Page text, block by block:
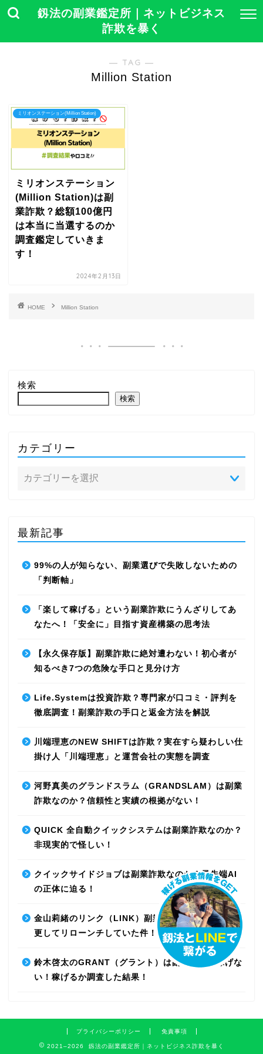
釼法の副業鑑定所｜ネットビジネス
詐欺を暴く
― TAG ―
Million Station
ミリオンステーション(Million Station)
ミリオンステーション
(Million Station)は副
業詐欺？総額100億円
は本当に当選するのか
調査鑑定していきま
す！
2024年2月13日
HOME Million Station
検索
検索
カテゴリー
最新記事
99%の人が知らない、副業選びで失敗しないための
「判断軸」
「楽して稼げる」という副業詐欺にうんざりしてあ
なたへ！「安全に」目指す資産構築の思考法
【永久保存版】副業詐欺に絶対遭わない！初心者が
知るべき7つの危険な手口と見分け方
Life.Systemは投資詐欺？専門家が口コミ・評判を
徹底調査！副業詐欺の手口と返金方法を解説
川端理恵のNEW SHIFTは詐欺？実在すら疑わしい仕
掛け人「川端理恵」と運営会社の実態を調査
河野真美のグランドスラム（GRANDSLAM）は副業
詐欺なのか？信頼性と実績の根拠がない！
QUICK 全自動クイックシステムは副業詐欺なのか？
非現実的で怪しい！
クイックサイドジョブは副業詐欺なのか？最先端AI
の正体に迫る！
金山莉緒のリンク（LINK）副業詐欺！運営会社を変
更してリローンチしていた件！【再編集】
鈴木啓太のGRANT（グラント）は副業詐欺で稼げな
い！稼げるか調査した結果！
プライバシーポリシー 免責事項
2021–2026 釼法の副業鑑定所｜ネットビジネス詐欺を暴く